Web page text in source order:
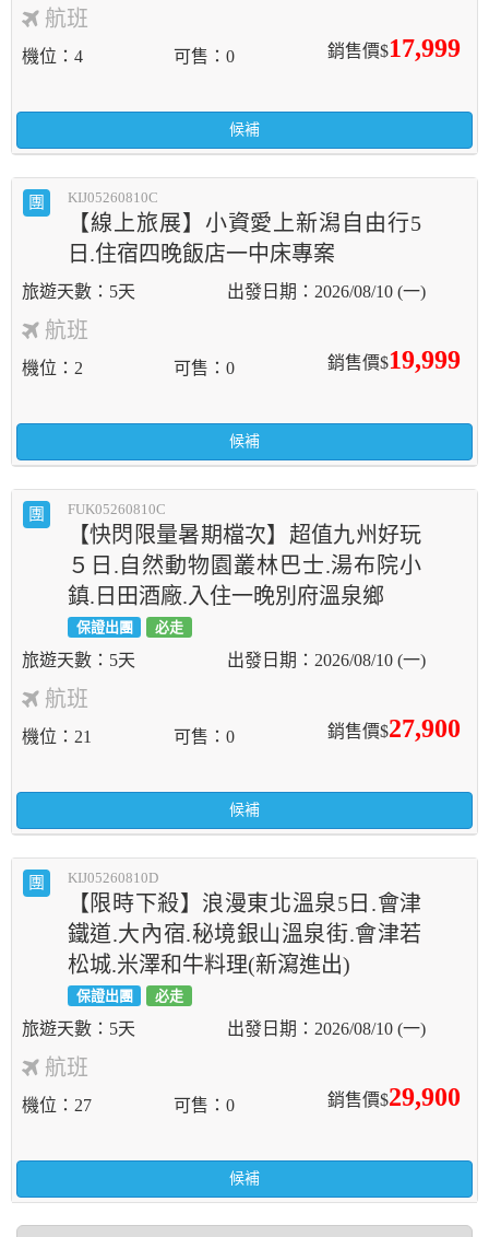
航班
銷售價$17,999
機位 4 可售 0
候補
團 KIJ05260810C
【線上旅展】小資愛上新潟自由行5
日.住宿四晚飯店一中床專案
5天 2026/08/10 (一)
航班
銷售價$19,999
機位 2 可售 0
候補
團 FUK05260810C
【快閃限量暑期檔次】超值九州好玩
５日.自然動物園叢林巴士.湯布院小
鎮.日田酒廠.入住一晚別府溫泉鄉
保證出團 必走
5天 2026/08/10 (一)
航班
銷售價$27,900
機位 21 可售 0
候補
團 KIJ05260810D
【限時下殺】浪漫東北溫泉5日.會津
鐵道.大內宿.秘境銀山溫泉街.會津若
松城.米澤和牛料理(新瀉進出)
保證出團 必走
5天 2026/08/10 (一)
航班
銷售價$29,900
機位 27 可售 0
候補